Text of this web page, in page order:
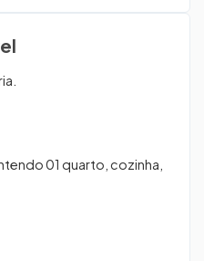
01 quarto, cozinha,